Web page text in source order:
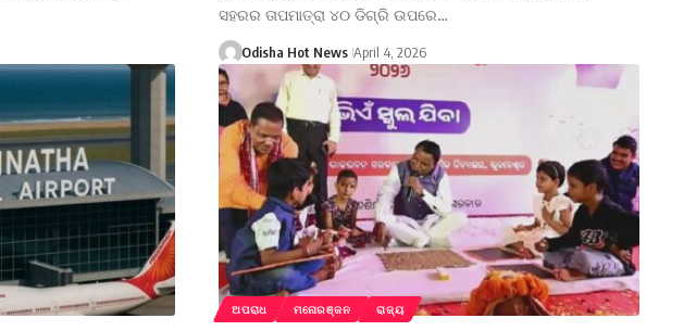
ସହରର ତାପମାତ୍ରା ୪୦ ଡିଗ୍ରି ଉପରେ…
Odisha Hot News April 4, 2026
ଅପରାଧ ମନୋରଞ୍ଜନ ରାଜ୍ୟ